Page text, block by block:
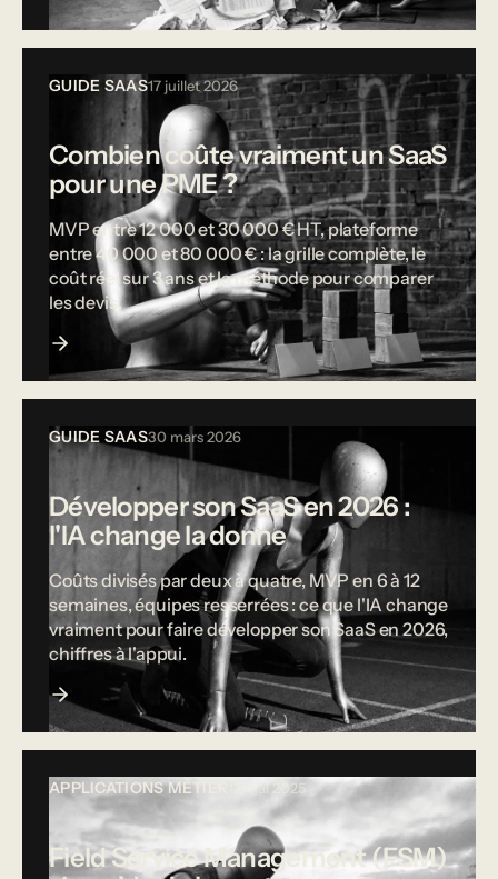
GUIDE SAAS17 juillet 2026
Combien coûte vraiment un SaaS
pour une PME ?
MVP entre 12 000 et 30 000 € HT, plateforme
entre 40 000 et 80 000 € : la grille complète, le
coût réel sur 3 ans et la méthode pour comparer
les devis.
GUIDE SAAS30 mars 2026
Développer son SaaS en 2026 :
l'IA change la donne
Coûts divisés par deux à quatre, MVP en 6 à 12
semaines, équipes resserrées : ce que l'IA change
vraiment pour faire développer son SaaS en 2026,
chiffres à l'appui.
APPLICATIONS MÉTIER 12 mai 2025
Field Service Management (FSM)